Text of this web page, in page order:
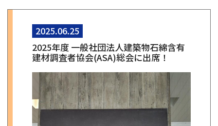
2025.06.25
2025年度 一般社団法人建築物石綿含有
建材調査者協会(ASA)総会に出席！